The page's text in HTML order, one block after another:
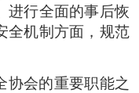
进行全面的事后恢
全机制方面，规范
协会的重要职能之